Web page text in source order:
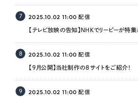
7 2025.10.02 11:00配信
【テレビ放映の告知】NHKでリーピーが特集
8 2025.10.02 11:00配信
【9月公開】当社制作の8サイトをご紹介！
9 2025.10.02 11:00配信